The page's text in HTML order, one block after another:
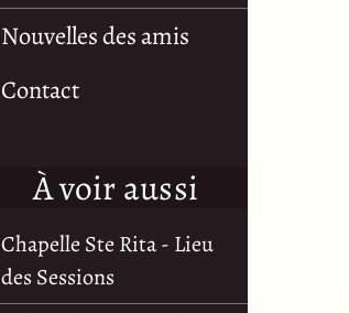
Nouvelles des amis
Contact
À voir aussi
Chapelle Ste Rita - Lieu
des Sessions